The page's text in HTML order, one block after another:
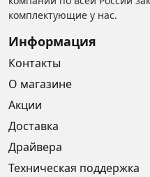
комплектующие у нас.
Информация
Контакты
О магазине
Акции
Доставка
Драйвера
Техническая поддержка